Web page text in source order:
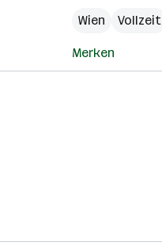
Wien
Vollzeit
Merken